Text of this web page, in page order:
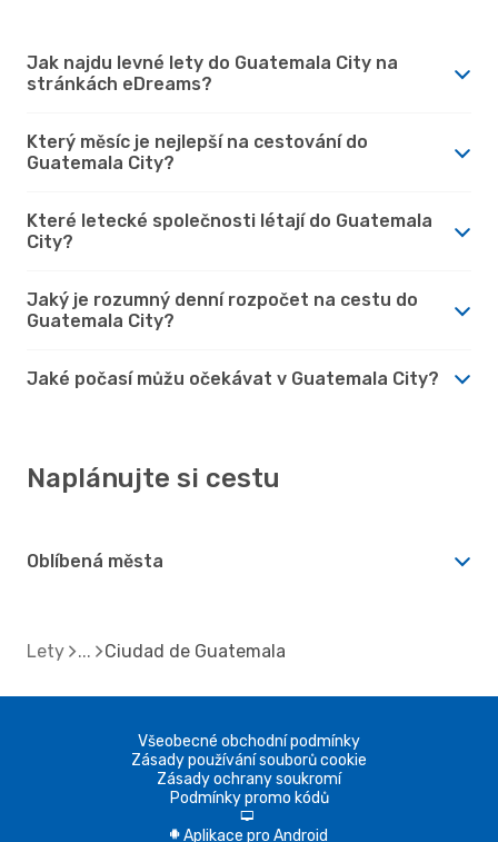
Jak najdu levné lety do Guatemala City na
stránkách eDreams?
Který měsíc je nejlepší na cestování do
Guatemala City?
Které letecké společnosti létají do Guatemala
City?
Jaký je rozumný denní rozpočet na cestu do
Guatemala City?
Jaké počasí můžu očekávat v Guatemala City?
Naplánujte si cestu
Oblíbená města
Lety Ciudad de Guatemala
Všeobecné obchodní podmínky
Zásady používání souborů cookie
Zásady ochrany soukromí
Podmínky promo kódů
d
A Aplikace pro Android